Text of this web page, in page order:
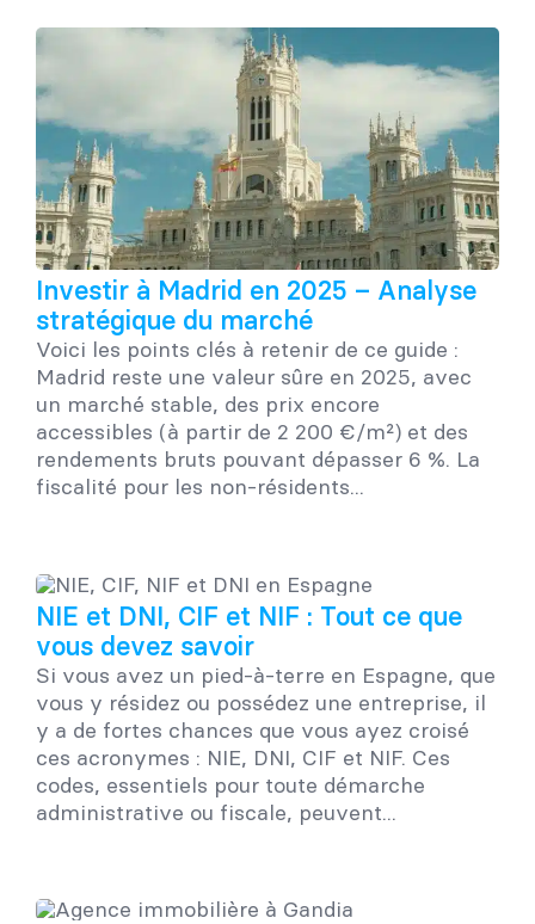
Investir à Madrid en 2025 – Analyse
stratégique du marché
Voici les points clés à retenir de ce guide :
Madrid reste une valeur sûre en 2025, avec
un marché stable, des prix encore
accessibles (à partir de 2 200 €/m²) et des
rendements bruts pouvant dépasser 6 %. La
fiscalité pour les non-résidents...
NIE et DNI, CIF et NIF : Tout ce que
vous devez savoir
Si vous avez un pied-à-terre en Espagne, que
vous y résidez ou possédez une entreprise, il
y a de fortes chances que vous ayez croisé
ces acronymes : NIE, DNI, CIF et NIF. Ces
codes, essentiels pour toute démarche
administrative ou fiscale, peuvent...